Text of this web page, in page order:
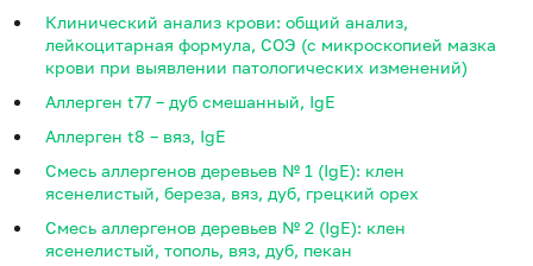
Клинический анализ крови: общий анализ,
лейкоцитарная формула, СОЭ (с микроскопией мазка
крови при выявлении патологических изменений)
Аллерген t77 – дуб смешанный, IgE
Аллерген t8 – вяз, IgE
Смесь аллергенов деревьев № 1 (IgE): клен
ясенелистый, береза, вяз, дуб, грецкий орех
Смесь аллергенов деревьев № 2 (IgE): клен
ясенелистый, тополь, вяз, дуб, пекан